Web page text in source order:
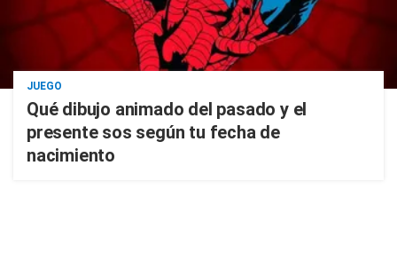
JUEGO
Qué dibujo animado del pasado y el
presente sos según tu fecha de
nacimiento